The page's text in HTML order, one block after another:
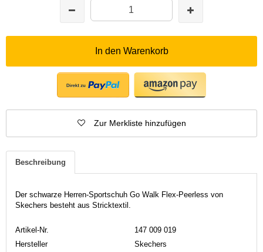
In den Warenkorb
Zur Merkliste hinzufügen
Beschreibung
Der schwarze Herren-Sportschuh Go Walk Flex-Peerless von
Skechers besteht aus Stricktextil.
Artikel-Nr.
147 009 019
Hersteller
Skechers